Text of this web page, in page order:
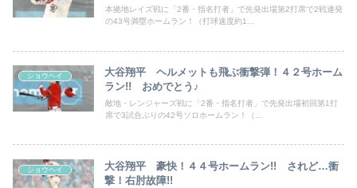
本拠地レイズ戦に「2番・指名打者」で先発出場第2打席で2戦連発
の43号満塁ホームラン！（打球速度約1...
ショウヘイ
大谷翔平 ヘルメットも飛ぶ衝撃弾！４２号ホーム
ラン!! おめでとう♪
敵地・レンジャーズ戦に「2番・指名打者」で先発出場初回第1打
席で3試合ぶりの42号ソロホームラン！（...
ショウヘイ
大谷翔平 豪快！４４号ホームラン!! されど…衝
撃！右肘故障!!